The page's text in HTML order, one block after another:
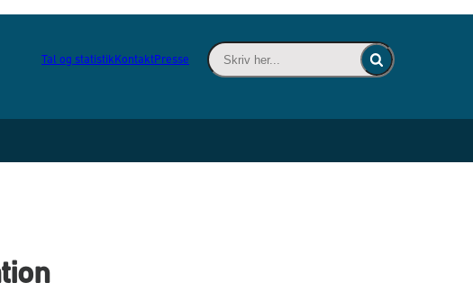
Tal og statistikKontaktPresse
Skriv her... - Indsæt søgeord for at søge
Fold søgefelt ind